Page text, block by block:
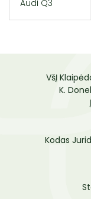
Audi Q3
VšĮ
K.
Kodas